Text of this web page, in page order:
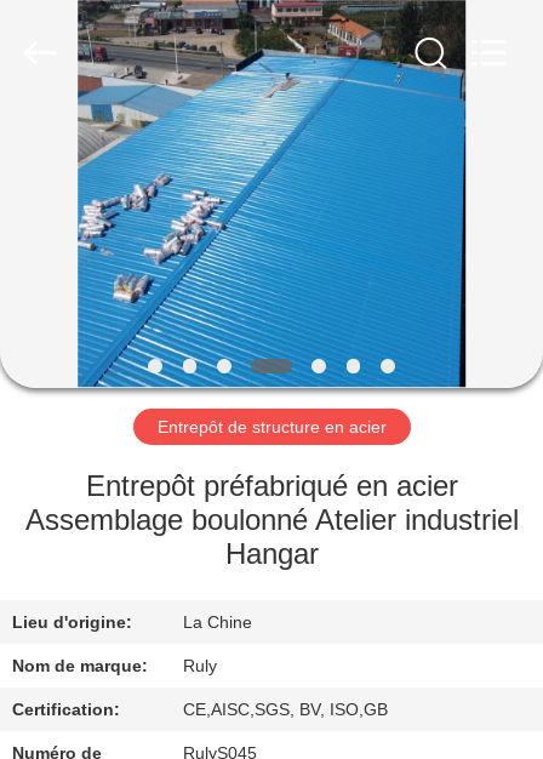
MAISON
PRODUITS
VIDÉOS
VR
SHOW
SUJET
VISITE
D'USINE
Entrepôt de structure en acier
Entrepôt préfabriqué en acier
Assemblage boulonné Atelier industriel
Hangar
Lieu d'origine: La Chine
Nom de marque: Ruly
Certification: CE,AISC,SGS, BV, ISO,GB
Numéro de
RulyS045